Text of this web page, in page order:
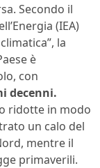
Secondo il
(IEA)
la
è
con
decenni.
ridotte in modo
un calo del
mentre il
primaverili.